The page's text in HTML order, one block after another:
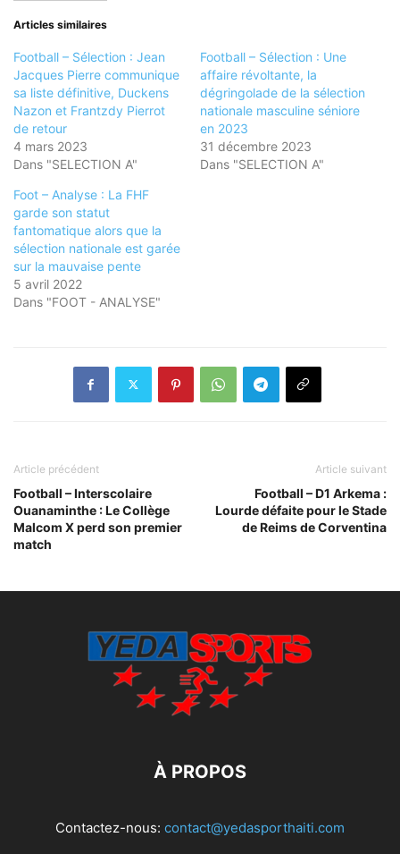
Articles similaires
Football – Sélection : Jean
Jacques Pierre communique
sa liste définitive, Duckens
Nazon et Frantzdy Pierrot
de retour
4 mars 2023
Dans "SELECTION A"
Football – Sélection : Une
affaire révoltante, la
dégringolade de la sélection
nationale masculine séniore
en 2023
31 décembre 2023
Dans "SELECTION A"
Foot – Analyse : La FHF
garde son statut
fantomatique alors que la
sélection nationale est garée
sur la mauvaise pente
5 avril 2022
Dans "FOOT - ANALYSE"
Article précédent
Football – Interscolaire
Ouanaminthe : Le Collège
Malcom X perd son premier
match
Article suivant
Football – D1 Arkema :
Lourde défaite pour le Stade
de Reims de Corventina
À PROPOS
Contactez-nous: contact@yedasporthaiti.com